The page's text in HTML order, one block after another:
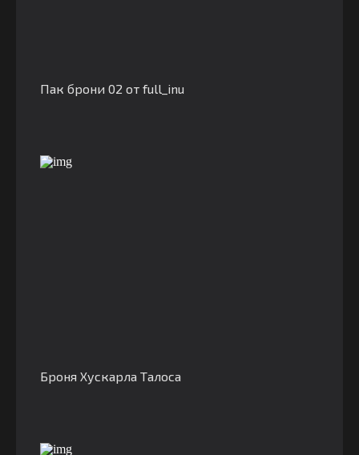
Пак брони 02 от full_inu
Броня Хускарла Талоса